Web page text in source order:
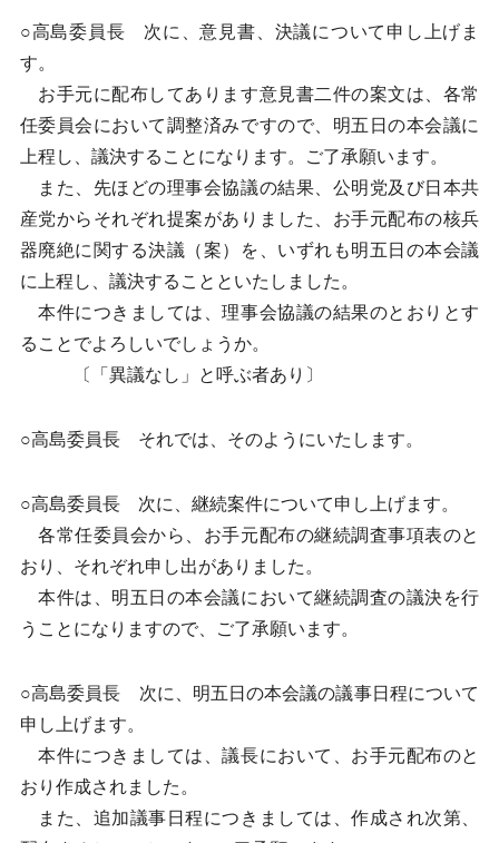
○高島委員長 次に、意見書、決議について申し上げま
す。
お手元に配布してあります意見書二件の案文は、各常
任委員会において調整済みですので、明五日の本会議に
上程し、議決することになります。ご了承願います。
また、先ほどの理事会協議の結果、公明党及び日本共
産党からそれぞれ提案がありました、お手元配布の核兵
器廃絶に関する決議（案）を、いずれも明五日の本会議
に上程し、議決することといたしました。
本件につきましては、理事会協議の結果のとおりとす
ることでよろしいでしょうか。
〔「異議なし」と呼ぶ者あり〕
○高島委員長 それでは、そのようにいたします。
○高島委員長 次に、継続案件について申し上げます。
各常任委員会から、お手元配布の継続調査事項表のと
おり、それぞれ申し出がありました。
本件は、明五日の本会議において継続調査の議決を行
うことになりますので、ご了承願います。
○高島委員長 次に、明五日の本会議の議事日程について
申し上げます。
本件につきましては、議長において、お手元配布のと
おり作成されました。
また、追加議事日程につきましては、作成され次第、